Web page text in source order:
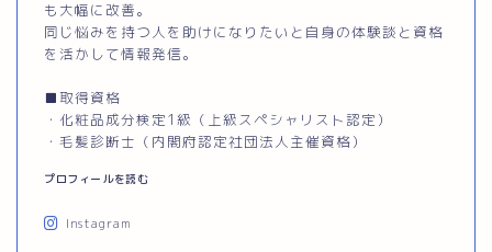
も大幅に改善。
同じ悩みを持つ人を助けになりたいと自身の体験談と資格
を活かして情報発信。
■取得資格
・化粧品成分検定1級（上級スペシャリスト認定）
・毛髪診断士（内閣府認定社団法人主催資格）
プロフィールを読む
Instagram